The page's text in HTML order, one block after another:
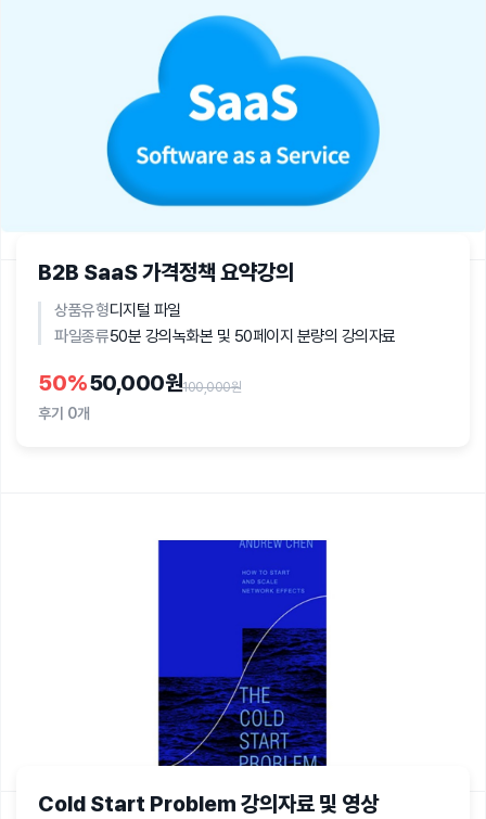
B2B SaaS 가격정책 요약강의
상품유형디지털 파일
파일종류50분 강의녹화본 및 50페이지 분량의 강의자료
50%50,000원100,000원
후기 0개
Cold Start Problem 강의자료 및 영상